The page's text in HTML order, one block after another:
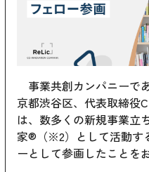
事業共創カンパニーで
京都渋谷区、代表取締役
は、数多くの新規事業立
家®（※2）として活動す
ーとして参画したことを